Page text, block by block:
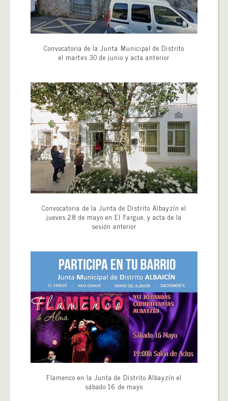
Convocatoria de la Junta Municipal de Distrito
el martes 30 de junio y acta anterior
Convocatoria de la Junta de Distrito Albayzín el
jueves 28 de mayo en El Fargue, y acta de la
sesión anterior
Flamenco en la Junta de Distrito Albayzín el
sábado 16 de mayo